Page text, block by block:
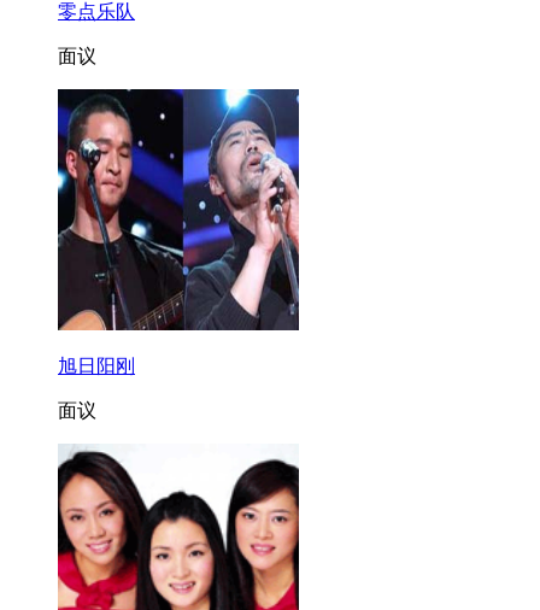
零点乐队
面议
旭日阳刚
面议